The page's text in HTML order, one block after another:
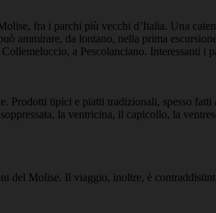
fra i parchi più vecchi d’Italia. Una
ammirare, da lontano, nella prima
a Pescolanciano. Interessanti i
tipici e piatti tradizionali, spesso
la ventricina, il capicollo, la
del Molise. Il viaggio, inoltre, è